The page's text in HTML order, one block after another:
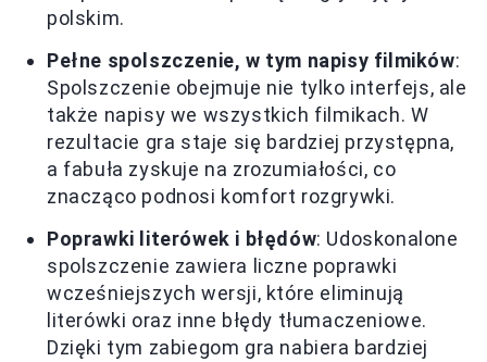
polskim.
Pełne spolszczenie, w tym napisy filmików:
Spolszczenie obejmuje nie tylko interfejs, ale
także napisy we wszystkich filmikach. W
rezultacie gra staje się bardziej przystępna,
a fabuła zyskuje na zrozumiałości, co
znacząco podnosi komfort rozgrywki.
Poprawki literówek i błędów: Udoskonalone
spolszczenie zawiera liczne poprawki
wcześniejszych wersji, które eliminują
literówki oraz inne błędy tłumaczeniowe.
Dzięki tym zabiegom gra nabiera bardziej